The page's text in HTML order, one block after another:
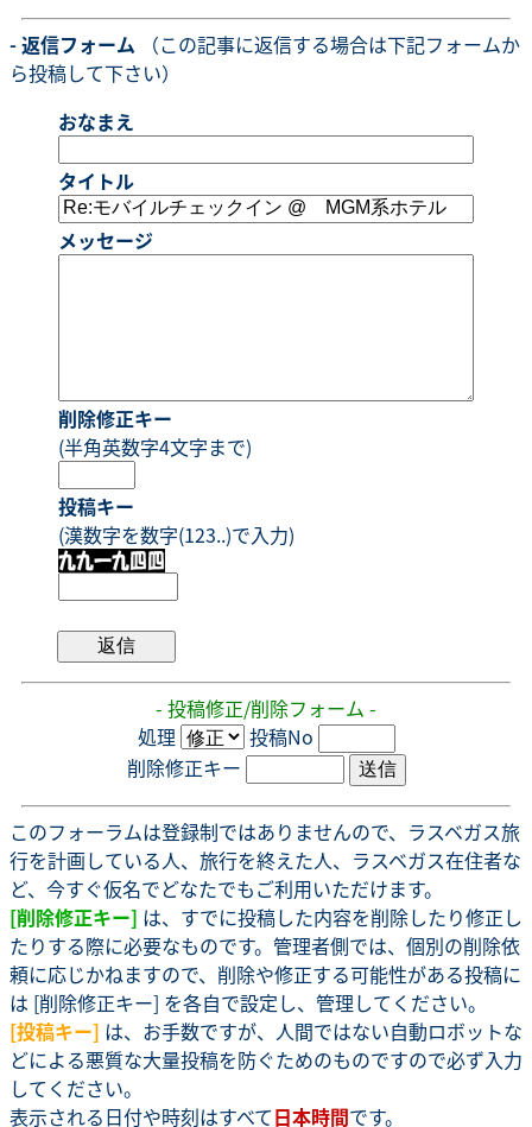
- 返信フォーム （この記事に返信する場合は下記フォームか
ら投稿して下さい）
おなまえ
タイトル
メッセージ
削除修正キー
(半角英数字4文字まで)
投稿キー
(漢数字を数字(123..)で入力)
- 投稿修正/削除フォーム -
処理
投稿No
削除修正キー
このフォーラムは登録制ではありませんので、ラスベガス旅
行を計画している人、旅行を終えた人、ラスベガス在住者な
ど、今すぐ仮名でどなたでもご利用いただけます。
[削除修正キー] は、すでに投稿した内容を削除したり修正し
たりする際に必要なものです。管理者側では、個別の削除依
頼に応じかねますので、削除や修正する可能性がある投稿に
は [削除修正キー] を各自で設定し、管理してください。
[投稿キー] は、お手数ですが、人間ではない自動ロボットな
どによる悪質な大量投稿を防ぐためのものですので必ず入力
してください。
表示される日付や時刻はすべて日本時間です。